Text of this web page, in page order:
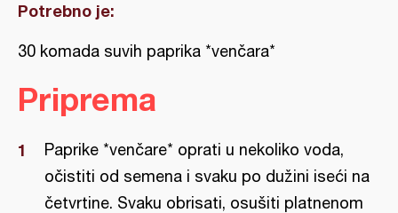
Potrebno je:
30 komada suvih paprika *venčara*
Priprema
Paprike *venčare* oprati u nekoliko voda,
očistiti od semena i svaku po dužini iseći na
četvrtine. Svaku obrisati, osušiti platnenom